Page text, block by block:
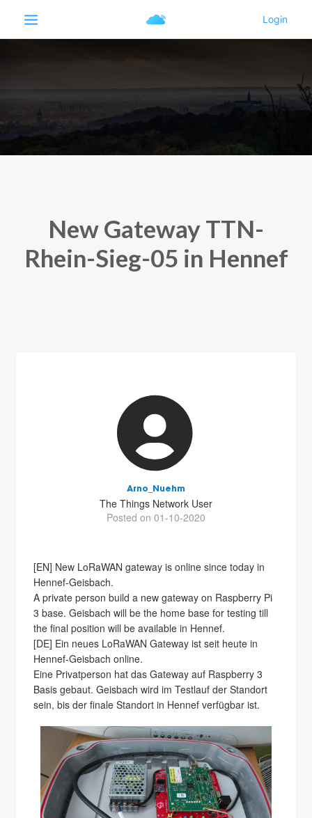
New Gateway TTN-
Rhein-Sieg-05 in Hennef
Arno_Nuehm
The Things Network User
Posted on 01-10-2020
[EN] New LoRaWAN gateway is online since today in
Hennef-Geisbach.
A private person build a new gateway on Raspberry Pi
3 base. Geisbach will be the home base for testing till
the final position will be available in Hennef.
[DE] Ein neues LoRaWAN Gateway ist seit heute in
Hennef-Geisbach online.
Eine Privatperson hat das Gateway auf Raspberry 3
Basis gebaut. Geisbach wird im Testlauf der Standort
sein, bis der finale Standort in Hennef verfügbar ist.